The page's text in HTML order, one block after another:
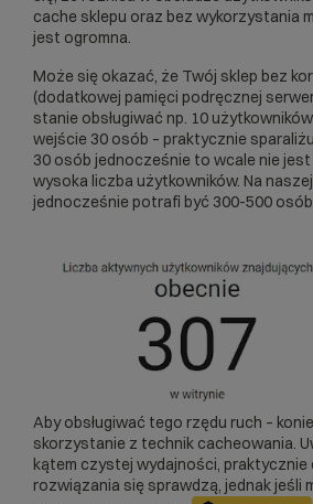
cache sklepu oraz bez wykorzystania
jest ogromna.
Może się okazać, że Twój sklep bez
(dodatkowej pamięci podręcznej
stanie obsługiwać np. 10
wejście 30 osób – praktycznie
30 osób jednocześnie to wcale nie
wysoka liczba użytkowników. Na
jednocześnie potrafi być 300-500
Aby obsługiwać tego rzędu ruch –
skorzystanie z technik cacheowania.
kątem czystej wydajności, praktycznie
rozwiązania się sprawdzą, jednak jeśli